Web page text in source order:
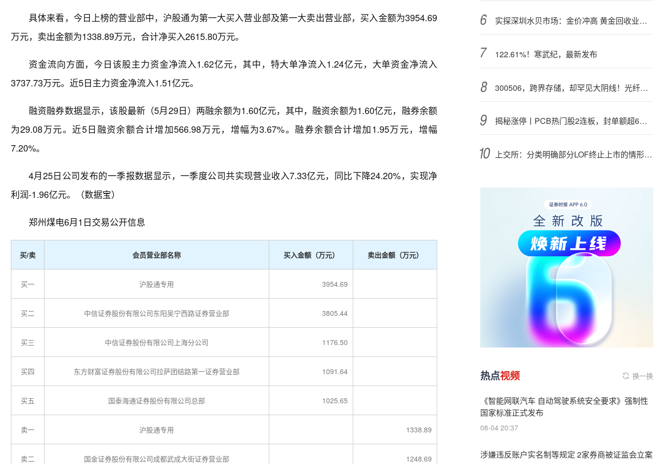
具体来看，今日上榜的营业部中，沪股通为第一大买入营业部及第一大卖出营业部，买入金额为3954.69
万元，卖出金额为1338.89万元，合计净买入2615.80万元。
资金流向方面，今日该股主力资金净流入1.62亿元，其中，特大单净流入1.24亿元，大单资金净流入
3737.73万元。近5日主力资金净流入1.51亿元。
融资融券数据显示，该股最新（5月29日）两融余额为1.60亿元，其中，融资余额为1.60亿元，融券余额
为29.08万元。近5日融资余额合计增加566.98万元，增幅为3.67%。融券余额合计增加1.95万元，增幅
7.20%。
4月25日公司发布的一季报数据显示，一季度公司共实现营业收入7.33亿元，同比下降24.20%，实现净
利润-1.96亿元。（数据宝）
郑州煤电6月1日交易公开信息
买/卖 会员营业部名称 买入金额（万元） 卖出金额（万元）
买一 沪股通专用 3954.69
买二 中信证券股份有限公司东阳吴宁西路证券营业部 3805.44
买三 中信证券股份有限公司上海分公司 1176.50
买四 东方财富证券股份有限公司拉萨团结路第一证券营业部 1091.64
买五 国泰海通证券股份有限公司总部 1025.65
卖一 沪股通专用 1338.89
卖二 国金证券股份有限公司成都武成大街证券营业部 1248.69
实探深圳水贝市场：金价冲高 黄金回收业务率先回暖
122.61%！寒武纪，最新发布
300506，跨界存储，却罕见大阴线！光纤需求激增，稀土细分原料，火了
揭秘涨停丨PCB热门股2连板，封单额超6亿元
上交所：分类明确部分LOF终止上市的情形和程序
热点视频 换一换
《智能网联汽车 自动驾驶系统安全要求》强制性
国家标准正式发布
08-04 20:37
涉嫌违反账户实名制等规定 2家券商被证监会立案